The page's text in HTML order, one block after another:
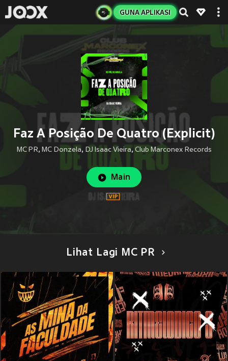
GUNA APLIKASI
Faz A Posição De Quatro (Explicit)
MC PR, MC Donzela, DJ Isaac Vieira, Club Marconex Records
Main
Lihat Lagi MC PR